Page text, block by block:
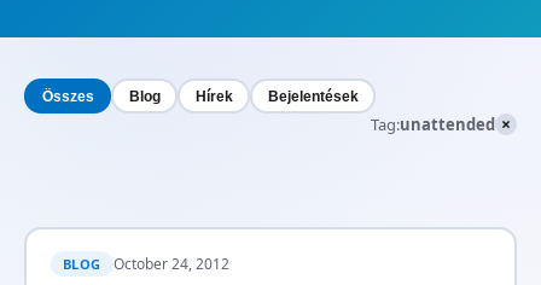
Összes Blog Hírek Bejelentések
Tag:unattended ×
BLOG October 24, 2012